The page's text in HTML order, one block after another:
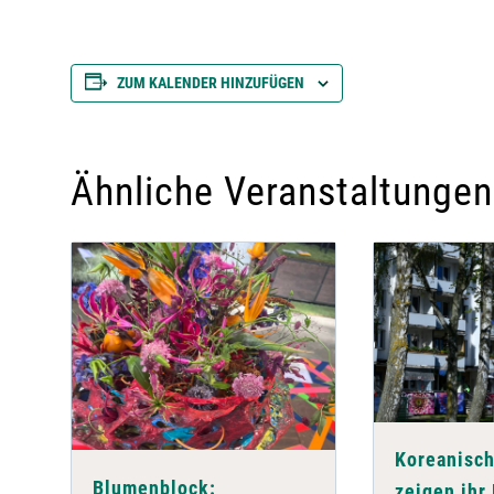
ZUM KALENDER HINZUFÜGEN
Ähnliche Veranstaltungen
Blumenblock: